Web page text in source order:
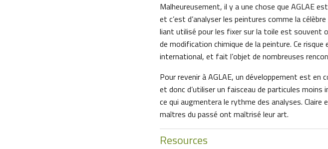
Malheureusement, il y a une chose que AGLAE
et c’est d’analyser les peintures comme la
liant utilisé pour les fixer sur la toile est souvent
de modification chimique de la peinture. Ce
international, et fait l’objet de nombreuses
Pour revenir à AGLAE, un développement est en
et donc d’utiliser un faisceau de particules
ce qui augmentera le rythme des analyses.
maîtres du passé ont maîtrisé leur art.
Resources